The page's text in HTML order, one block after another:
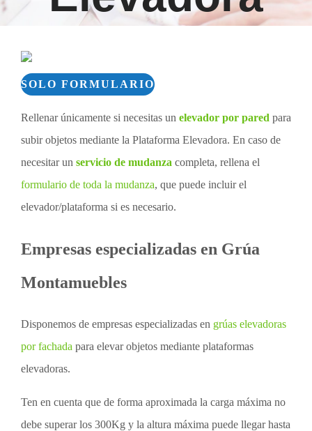
SOLO FORMULARIO
Rellenar únicamente si necesitas un elevador por pared para
subir objetos mediante la Plataforma Elevadora. En caso de
necesitar un servicio de mudanza completa, rellena el
formulario de toda la mudanza, que puede incluir el
elevador/plataforma si es necesario.
Empresas especializadas en Grúa
Montamuebles
Disponemos de empresas especializadas en grúas elevadoras
por fachada para elevar objetos mediante plataformas
elevadoras.
Ten en cuenta que de forma aproximada la carga máxima no
debe superar los 300Kg y la altura máxima puede llegar hasta